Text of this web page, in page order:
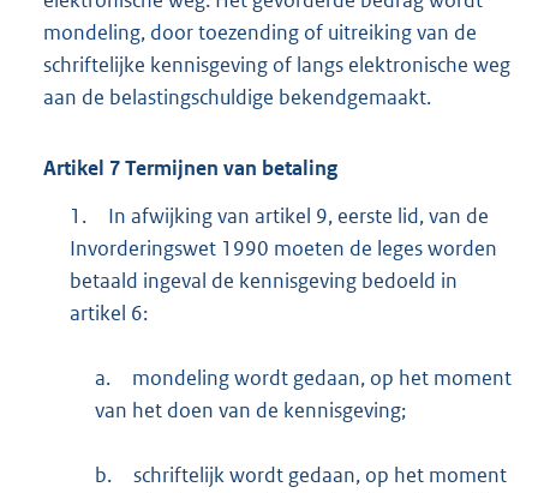
mondeling, door toezending of uitreiking van de
schriftelijke kennisgeving of langs elektronische weg
aan de belastingschuldige bekendgemaakt.
Artikel 7Termijnen van betaling
1.
In afwijking van artikel 9, eerste lid, van de
Invorderingswet 1990 moeten de leges worden
betaald ingeval de kennisgeving bedoeld in
artikel 6:
a.
mondeling wordt gedaan, op het moment
van het doen van de kennisgeving;
b.
schriftelijk wordt gedaan, op het moment